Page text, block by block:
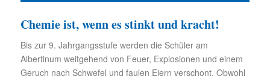
Chemie ist, wenn es stinkt und kracht!
Bis zur 9. Jahrgangsstufe werden die Schüler am
Albertinum weitgehend von Feuer, Explosionen und einem
Geruch nach Schwefel und faulen Eiern verschont. Obwohl